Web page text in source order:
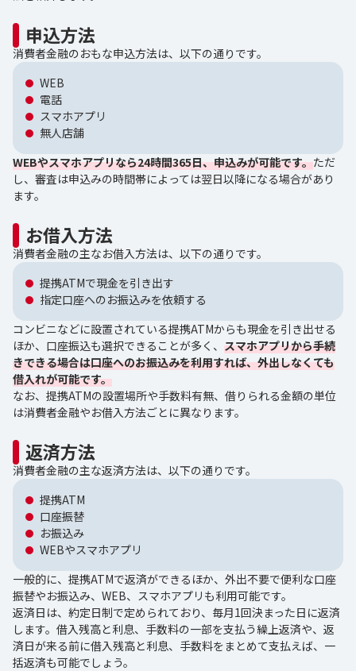
申込方法
消費者金融のおもな申込方法は、以下の通りです。
WEB
電話
スマホアプリ
無人店舗
WEBやスマホアプリなら24時間365日、申込みが可能です。ただ
し、審査は申込みの時間帯によっては翌日以降になる場合があり
ます。
お借入方法
消費者金融の主なお借入方法は、以下の通りです。
提携ATMで現金を引き出す
指定口座へのお振込みを依頼する
コンビニなどに設置されている提携ATMからも現金を引き出せる
ほか、口座振込も選択できることが多く、 スマホアプリから手続
きできる場合は口座へのお振込みを利用すれば、外出しなくても
借入れが可能です。
なお、提携ATMの設置場所や手数料有無、借りられる金額の単位
は消費者金融やお借入方法ごとに異なります。
返済方法
消費者金融の主な返済方法は、以下の通りです。
提携ATM
口座振替
お振込み
WEBやスマホアプリ
一般的に、提携ATMで返済ができるほか、外出不要で便利な口座
振替やお振込み、WEB、スマホアプリも利用可能です。
返済日は、約定日制で定められており、毎月1回決まった日に返済
します。借入残高と利息、手数料の一部を支払う繰上返済や、返
済日が来る前に借入残高と利息、手数料をまとめて支払えば、一
括返済も可能でしょう。